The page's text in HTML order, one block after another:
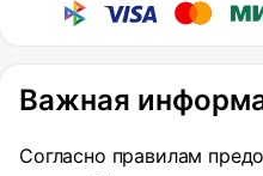
Важная
Согласно правилам